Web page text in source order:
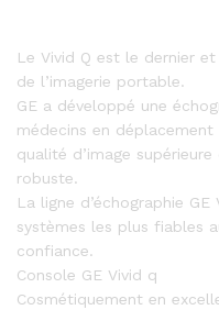
Le Vivid Q est le dernier
de l’imagerie portable.
GE a développé une
médecins en
qualité d’image
robuste.
La ligne d’échographie
systèmes les plus fiables
confiance.
Console GE Vivid q
Cosmétiquement en